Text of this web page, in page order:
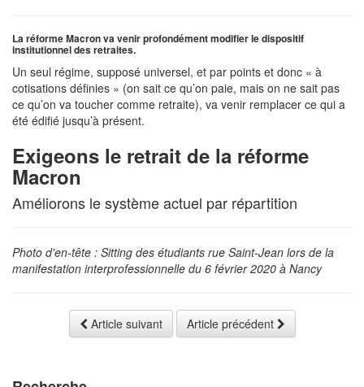
La réforme Macron va venir profondément modifier le dispositif
institutionnel des retraites.
Un seul régime, supposé universel, et par points et donc « à
cotisations définies » (on sait ce qu’on paie, mais on ne sait pas
ce qu’on va toucher comme retraite), va venir remplacer ce qui a
été édifié jusqu’à présent.
Exigeons le retrait de la réforme
Macron
Améliorons le système actuel par répartition
Photo d'en-tête : Sitting des étudiants rue Saint-Jean lors de la
manifestation interprofessionnelle du 6 février 2020 à Nancy
Article suivant Article précédent